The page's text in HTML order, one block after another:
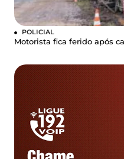
POLICIAL
Motorista fica ferido após